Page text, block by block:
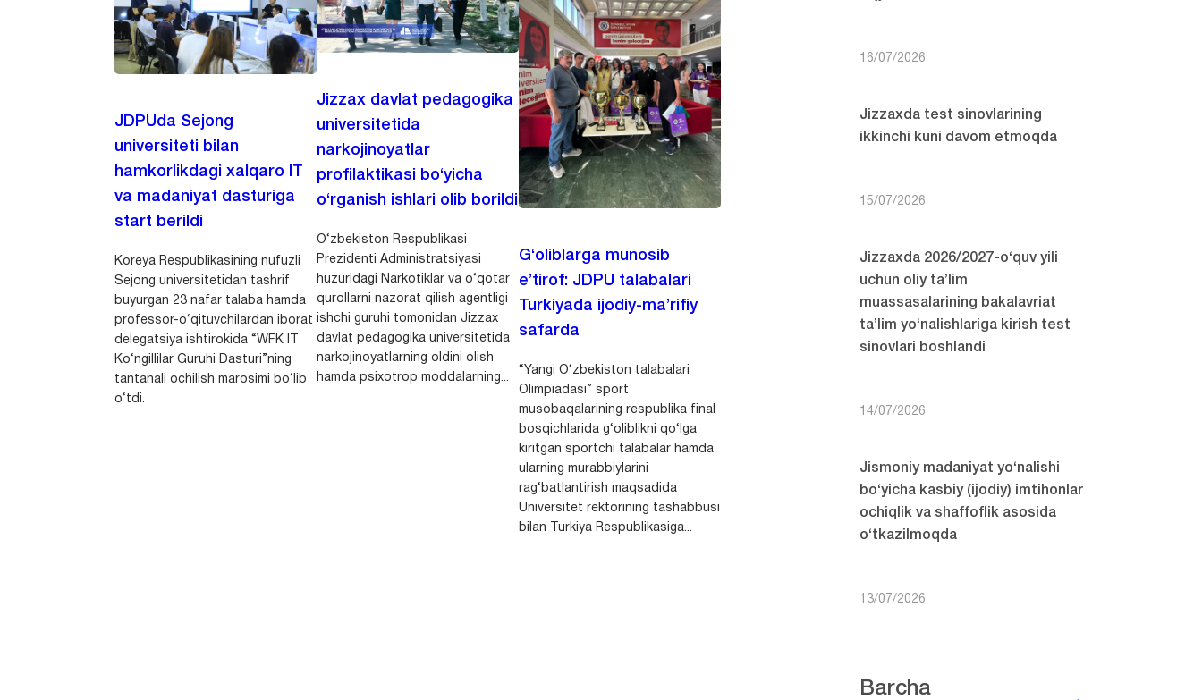
JDPUda Sejong
universiteti bilan
hamkorlikdagi xalqaro IT
va madaniyat dasturiga
start berildi
Koreya Respublikasining nufuzli
Sejong universitetidan tashrif
buyurgan 23 nafar talaba hamda
professor-o‘qituvchilardan iborat
delegatsiya ishtirokida “WFK IT
Ko‘ngillilar Guruhi Dasturi”ning
tantanali ochilish marosimi bo‘lib
o‘tdi.
Jizzax davlat pedagogika
universitetida
narkojinoyatlar
profilaktikasi bo‘yicha
o‘rganish ishlari olib borildi
O‘zbekiston Respublikasi
Prezidenti Administratsiyasi
huzuridagi Narkotiklar va o‘qotar
qurollarni nazorat qilish agentligi
ishchi guruhi tomonidan Jizzax
davlat pedagogika universitetida
narkojinoyatlarning oldini olish
hamda psixotrop moddalarning...
G‘oliblarga munosib
e’tirof: JDPU talabalari
Turkiyada ijodiy-ma’rifiy
safarda
“Yangi O‘zbekiston talabalari
Olimpiadasi” sport
musobaqalarining respublika final
bosqichlarida g‘oliblikni qo‘lga
kiritgan sportchi talabalar hamda
ularning murabbiylarini
rag‘batlantirish maqsadida
Universitet rektorining tashabbusi
bilan Turkiya Respublikasiga...
16/07/2026
Jizzaxda test sinovlarining
ikkinchi kuni davom etmoqda
15/07/2026
Jizzaxda 2026/2027-o‘quv yili
uchun oliy ta’lim
muassasalarining bakalavriat
ta’lim yo‘nalishlariga kirish test
sinovlari boshlandi
14/07/2026
Jismoniy madaniyat yo‘nalishi
bo‘yicha kasbiy (ijodiy) imtihonlar
ochiqlik va shaffoflik asosida
o‘tkazilmoqda
13/07/2026
Barcha